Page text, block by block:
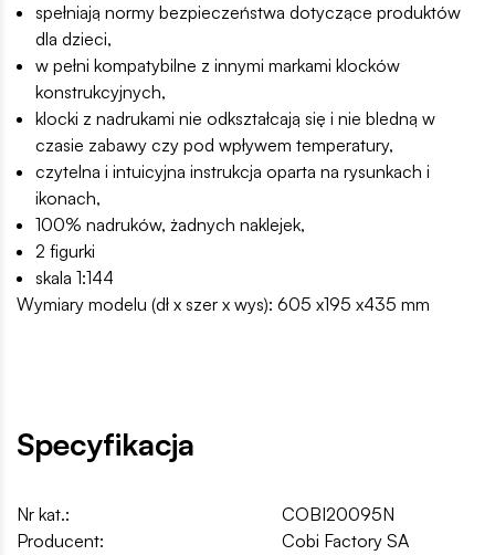
spełniają normy bezpieczeństwa dotyczące produktów
dla dzieci,
w pełni kompatybilne z innymi markami klocków
konstrukcyjnych,
klocki z nadrukami nie odkształcają się i nie bledną w
czasie zabawy czy pod wpływem temperatury,
czytelna i intuicyjna instrukcja oparta na rysunkach i
ikonach,
100% nadruków, żadnych naklejek,
2 figurki
skala 1:144
Wymiary modelu (dł x szer x wys): 605 x195 x435 mm
Specyfikacja
Nr kat.:
COBI20095N
Producent:
Cobi Factory SA